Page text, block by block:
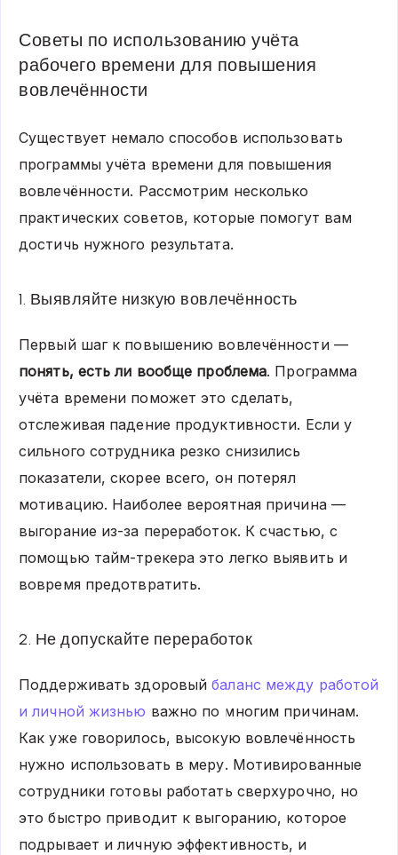
Советы по использованию учёта
рабочего времени для повышения
вовлечённости
Существует немало способов использовать
программы учёта времени для повышения
вовлечённости. Рассмотрим несколько
практических советов, которые помогут вам
достичь нужного результата.
1. Выявляйте низкую вовлечённость
Первый шаг к повышению вовлечённости —
понять, есть ли вообще проблема. Программа
учёта времени поможет это сделать,
отслеживая падение продуктивности. Если у
сильного сотрудника резко снизились
показатели, скорее всего, он потерял
мотивацию. Наиболее вероятная причина —
выгорание из-за переработок. К счастью, с
помощью тайм-трекера это легко выявить и
вовремя предотвратить.
2. Не допускайте переработок
Поддерживать здоровыйбаланс между работой
и личной жизнью важно по многим причинам.
Как уже говорилось, высокую вовлечённость
нужно использовать в меру. Мотивированные
сотрудники готовы работать сверхурочно, но
это быстро приводит к выгоранию, которое
подрывает и личную эффективность, и